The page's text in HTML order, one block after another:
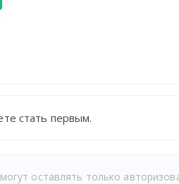
стать первым.
оставлять только